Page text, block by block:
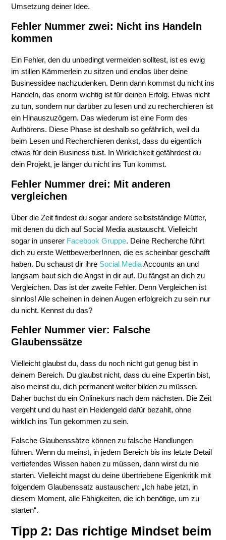
Umsetzung deiner Idee.
Fehler Nummer zwei: Nicht ins Handeln
kommen
Ein Fehler, den du unbedingt vermeiden solltest, ist es ewig
im stillen Kämmerlein zu sitzen und endlos über deine
Businessidee nachzudenken. Denn dann kommst du nicht ins
Handeln, das enorm wichtig ist für deinen Erfolg. Etwas nicht
zu tun, sondern nur darüber zu lesen und zu recherchieren ist
ein Hinauszuzögern. Das wiederum ist eine Form des
Aufhörens. Diese Phase ist deshalb so gefährlich, weil du
beim Lesen und Recherchieren denkst, dass du eigentlich
etwas für dein Business tust. In Wirklichkeit gefährdest du
dein Projekt, je länger du nicht ins Tun kommst.
Fehler Nummer drei: Mit anderen
vergleichen
Über die Zeit findest du sogar andere selbstständige Mütter,
mit denen du dich auf Social Media austauscht. Vielleicht
sogar in unserer Facebook Gruppe. Deine Recherche führt
dich zu erste WettbewerberInnen, die es scheinbar geschafft
haben. Du schaust dir ihre Social MediaAccounts an und
langsam baut sich die Angst in dir auf. Du fängst an dich zu
Vergleichen. Das ist der zweite Fehler. Denn Vergleichen ist
sinnlos! Alle scheinen in deinen Augen erfolgreich zu sein nur
du nicht. Kennst du das?
Fehler Nummer vier: Falsche
Glaubenssätze
Vielleicht glaubst du, dass du noch nicht gut genug bist in
deinem Bereich. Du glaubst nicht, dass du eine Expertin bist,
also meinst du, dich permanent weiter bilden zu müssen.
Daher buchst du ein Onlinekurs nach dem nächsten. Die Zeit
vergeht und du hast ein Heidengeld dafür bezahlt, ohne
wirklich ins Tun gekommen zu sein.
Falsche Glaubenssätze können zu falsche Handlungen
führen. Wenn du meinst, in jedem Bereich bis ins letzte Detail
vertiefendes Wissen haben zu müssen, dann wirst du nie
starten. Vielleicht magst du deine übertriebene Eigenkritik mit
folgendem Glaubenssatz austauschen: „Ich habe jetzt, in
diesem Moment, alle Fähigkeiten, die ich benötige, um zu
starten“.
Tipp 2: Das richtige Mindset beim